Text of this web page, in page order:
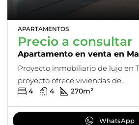
APARTAMENTOS
Precio a consultar
Apartamento en venta en
Proyecto inmobiliario de lujo en
proyecto ofrece viviendas de...
4 4 270m²
WhatsApp